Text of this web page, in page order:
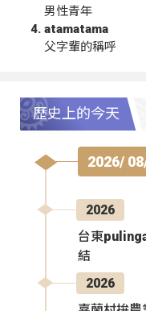
男性青年
atamatama
父字輩的稱呼
歷史上的今天
2026/
2026
台東
結
2026